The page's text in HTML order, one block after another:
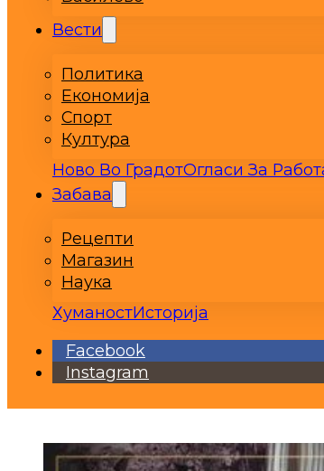
Вести
Политика
Економија
Спорт
Култура
Ново Во ГрадотОгласи За
Забава
Рецепти
Магазин
Наука
ХуманостИсторија
Facebook
Instagram